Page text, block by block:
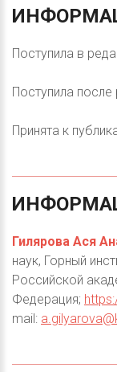
Поступила в
Поступила после
Принята к
Гилярова Ася
наук, Горный
Российской
Федерация;
mail: